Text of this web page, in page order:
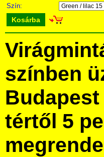
Szín:
Kosárba
színben
tértől 5